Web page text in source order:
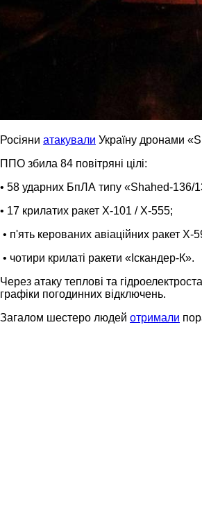
Росіяни атакували Україну дронами
ППО збила 84 повітряні цілі:
• 58 ударних БпЛА типу «Shahed-136/
• 17 крилатих ракет Х-101 / Х-555;
• п'ять керованих авіаційних ракет Х-
• чотири крилаті ракети «Іскандер-К».
Через атаку теплові та
графіки погодинних відключень.
Загалом шестеро людей отримали